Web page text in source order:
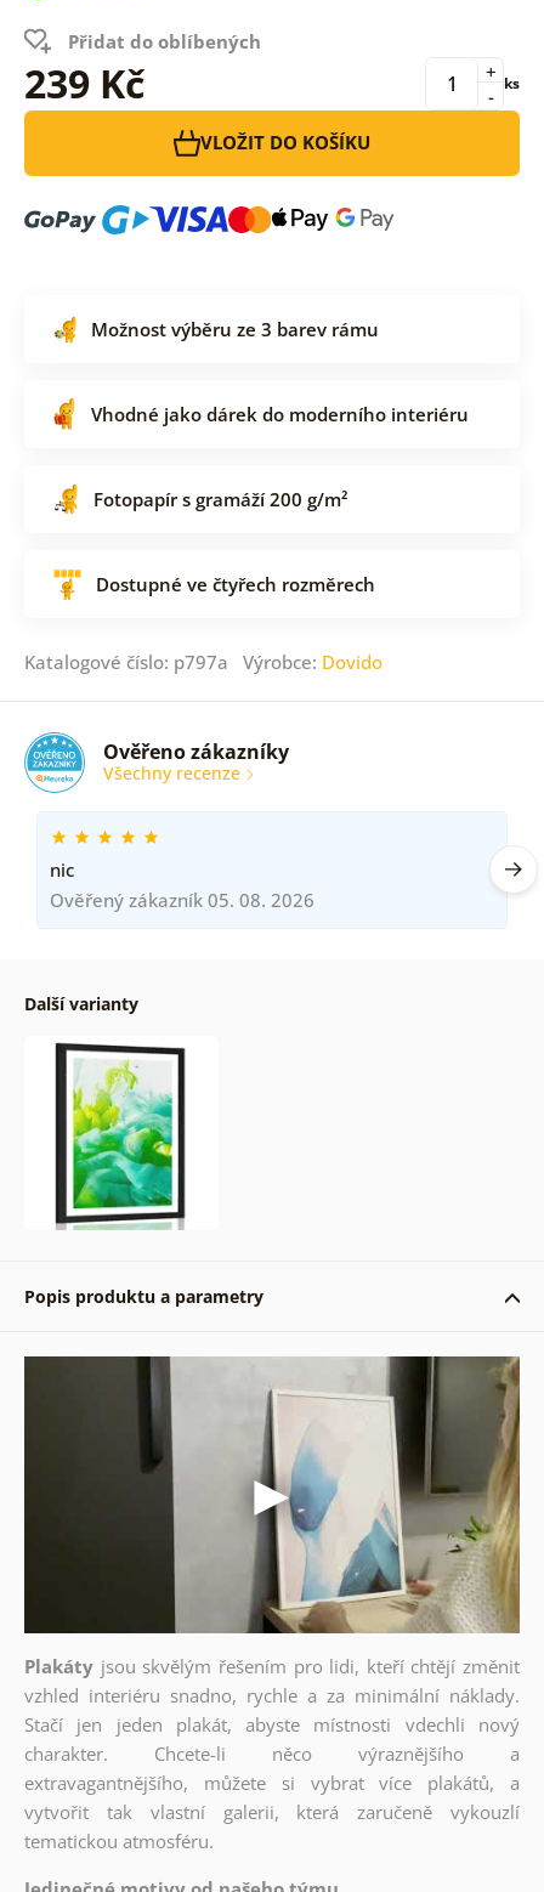
Přidat do oblíbených
239 Kč -
+ ks
VLOŽIT DO KOŠÍKU
Možnost výběru ze 3 barev rámu
Vhodné jako dárek do moderního interiéru
Fotopapír s gramáží 200 g/m²
Dostupné ve čtyřech rozměrech
Katalogové číslo: p797a Výrobce: Dovido
Ověřeno zákazníky
Všechny recenze
nic
Ověřený zákazník 05. 08. 2026
Další varianty
Popis produktu a parametry
Plakáty jsou skvělým řešením pro lidi, kteří chtějí změnit
vzhled interiéru snadno, rychle a za minimální náklady.
Stačí jen jeden plakát, abyste místnosti vdechli nový
charakter. Chcete-li něco výraznějšího a
extravagantnějšího, můžete si vybrat více plakátů, a
vytvořit tak vlastní galerii, která zaručeně vykouzlí
tematickou atmosféru.